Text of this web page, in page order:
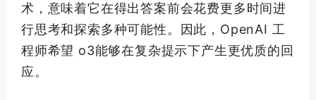
术，意味着它在得出答案前会花费更多时间进
行思考和探索多种可能性。因此，OpenAI 工
程师希望 o3能够在复杂提示下产生更优质的回
应。